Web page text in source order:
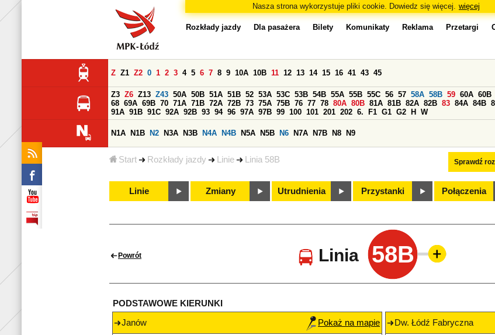
Nasza strona wykorzystuje pliki cookie. Dowiedz się więcej. więcej
Start Rozkłady jazdy Linie Linia 58B
Rozkłady jazdy Dla pasażera Bilety Komunikaty Reklama Przetargi
Sprawdź
Z Z1 Z2 0 1 2 3 4 5 6 7 8 9 10A 10B 11 12 13 14 15 16 41 43 45
Z3 Z6 Z13 Z43 50A 50B 51A 51B 52 53A 53C 53B 54B 55A 55B 55C 56 57 58A 58B 59 60A 60B
68 69A 69B 70 71A 71B 72A 72B 73 75A 75B 76 77 78 80A 80B 81A 81B 82A 82B 83 84A 84B
91A 91B 91C 92A 92B 93 94 96 97A 97B 99 100 101 201 202 6. F1 G1 G2 H W
N1A N1B N2 N3A N3B N4A N4B N5A N5B N6 N7A N7B N8 N9
Linie Zmiany Utrudnienia Przystanki Połączenia
Powrót Linia 58B
PODSTAWOWE KIERUNKI
Janów
Pokaż na mapie
Dw. Łódź Fabryczna